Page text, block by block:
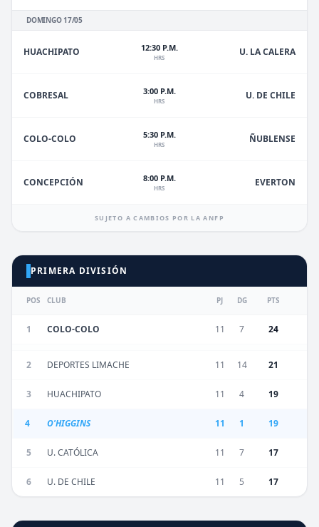
DOMINGO 17/05
HUACHIPATO 12:30 P.M.
HRS U. LA CALERA
COBRESAL 3:00 P.M.
HRS U. DE CHILE
COLO-COLO 5:30 P.M.
HRS ÑUBLENSE
CONCEPCIÓN 8:00 P.M.
HRS EVERTON
SUJETO A CAMBIOS POR LA ANFP
PRIMERA DIVISIÓN
POS CLUB PJ DG PTS
1 COLO-COLO 11 7 24
2 DEPORTES LIMACHE 11 14 21
3 HUACHIPATO 11 4 19
4 O'HIGGINS 11 1 19
5 U. CATÓLICA 11 7 17
6 U. DE CHILE 11 5 17